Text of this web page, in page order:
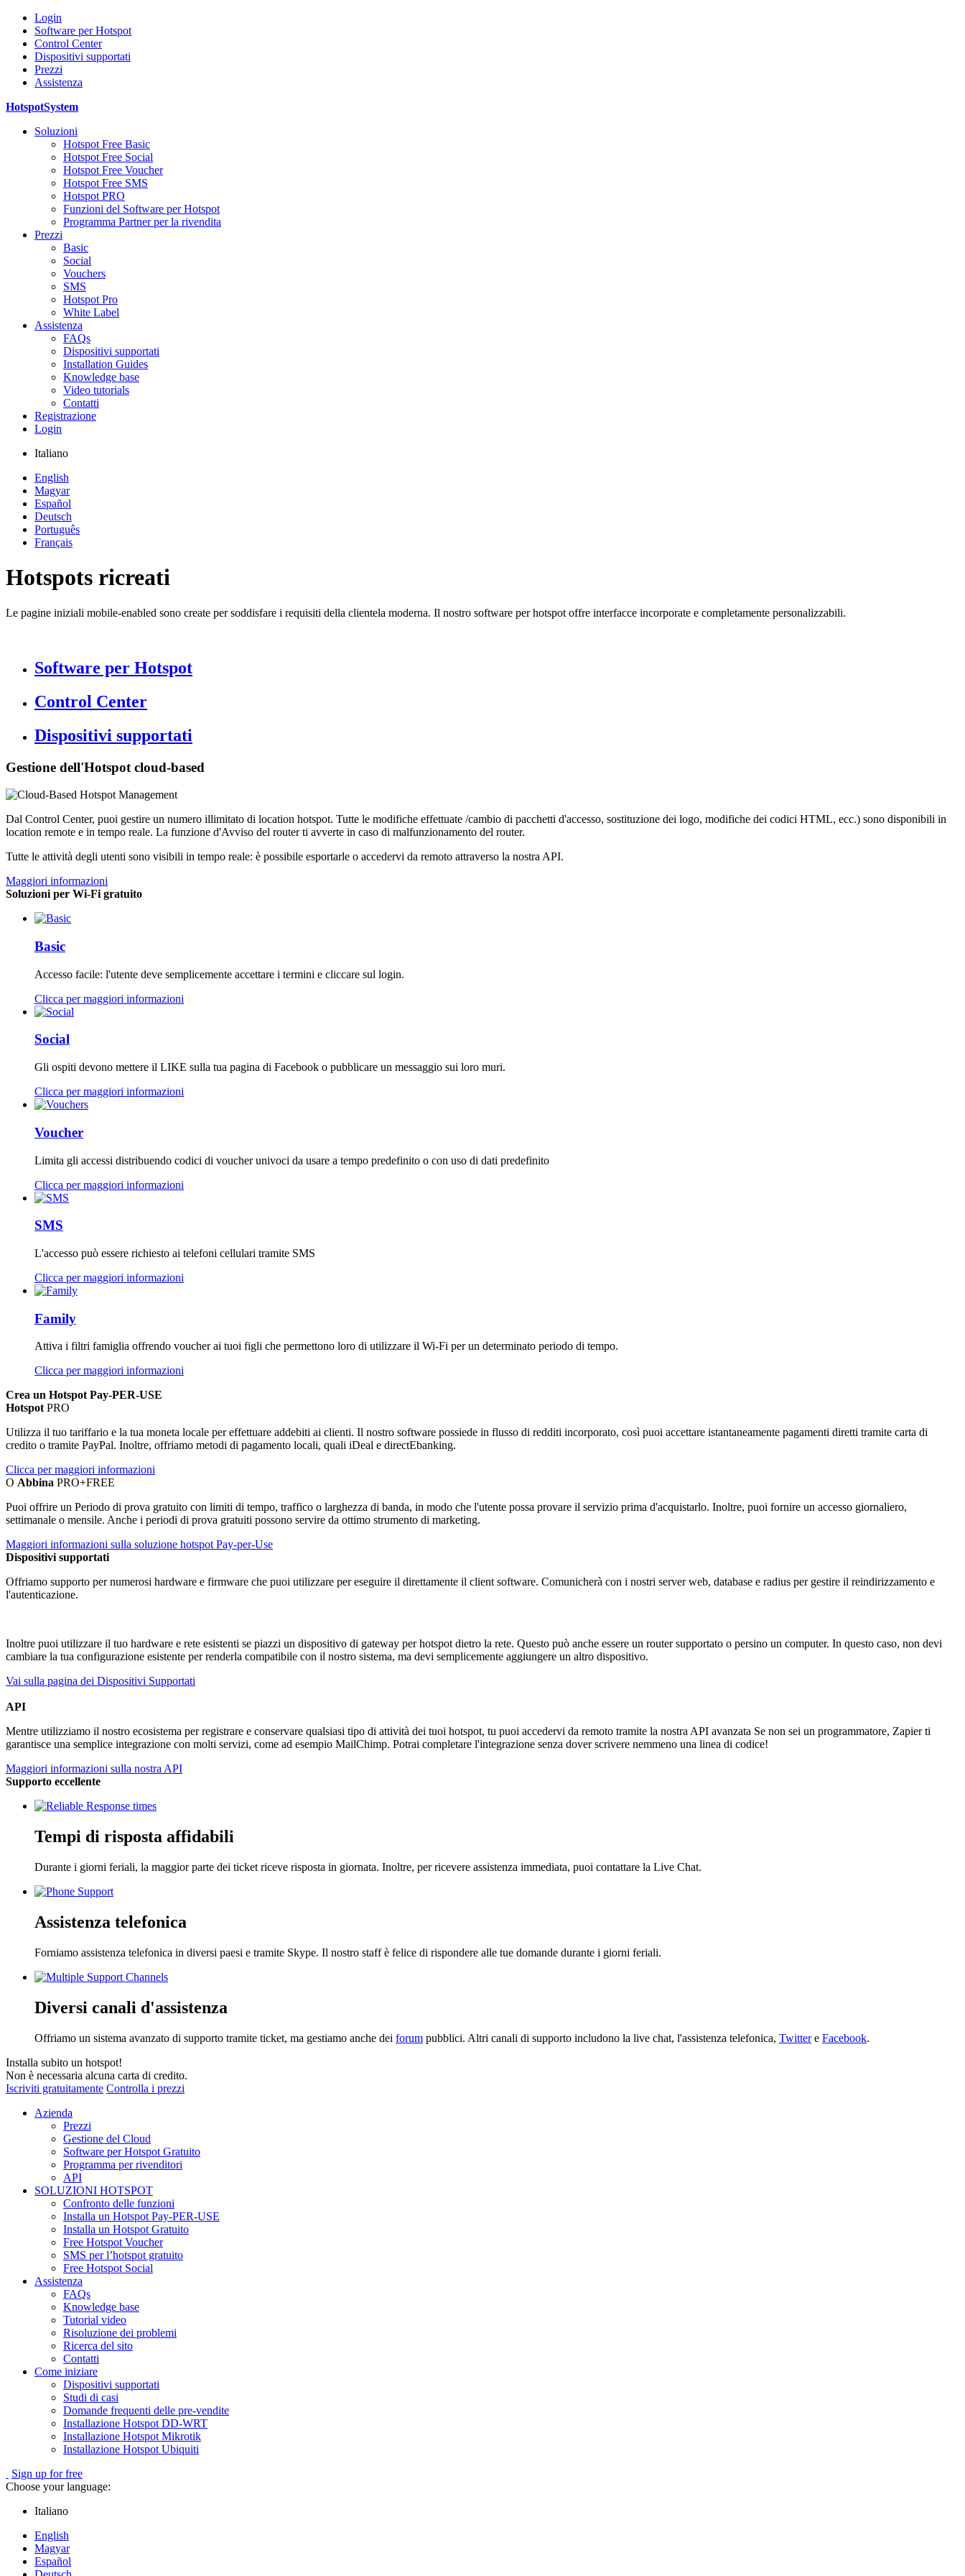
Login
Software per Hotspot
Control Center
Dispositivi supportati
Prezzi
Assistenza
HotspotSystem
Soluzioni
Hotspot Free Basic
Hotspot Free Social
Hotspot Free Voucher
Hotspot Free SMS
Hotspot PRO
Funzioni del Software per Hotspot
Programma Partner per la rivendita
Prezzi
Basic
Social
Vouchers
SMS
Hotspot Pro
White Label
Assistenza
FAQs
Dispositivi supportati
Installation Guides
Knowledge base
Video tutorials
Contatti
Registrazione
Login
Italiano
English
Magyar
Español
Deutsch
Português
Français
Hotspots ricreati
Le pagine iniziali mobile-enabled sono create per soddisfare i requisiti della clientela moderna. Il nostro software per hotspot offre interfacce incorporate e completamente personalizzabili.
Software per Hotspot
Control Center
Dispositivi supportati
Gestione dell'Hotspot cloud-based
Dal Control Center, puoi gestire un numero illimitato di location hotspot. Tutte le modifiche effettuate /cambio di pacchetti d'accesso, sostituzione dei logo, modifiche dei codici HTML, ecc.) sono disponibili in
location remote e in tempo reale. La funzione d'Avviso del router ti avverte in caso di malfunzionamento del router.
Tutte le attività degli utenti sono visibili in tempo reale: è possibile esportarle o accedervi da remoto attraverso la nostra API.
Maggiori informazioni
Soluzioni per Wi-Fi gratuito
Basic
Accesso facile: l'utente deve semplicemente accettare i termini e cliccare sul login.
Clicca per maggiori informazioni
Social
Gli ospiti devono mettere il LIKE sulla tua pagina di Facebook o pubblicare un messaggio sui loro muri.
Clicca per maggiori informazioni
Voucher
Limita gli accessi distribuendo codici di voucher univoci da usare a tempo predefinito o con uso di dati predefinito
Clicca per maggiori informazioni
SMS
L'accesso può essere richiesto ai telefoni cellulari tramite SMS
Clicca per maggiori informazioni
Family
Attiva i filtri famiglia offrendo voucher ai tuoi figli che permettono loro di utilizzare il Wi-Fi per un determinato periodo di tempo.
Clicca per maggiori informazioni
Crea un Hotspot Pay-PER-USE
Hotspot PRO
Utilizza il tuo tariffario e la tua moneta locale per effettuare addebiti ai clienti. Il nostro software possiede in flusso di redditi incorporato, così puoi accettare istantaneamente pagamenti diretti tramite carta di
credito o tramite PayPal. Inoltre, offriamo metodi di pagamento locali, quali iDeal e directEbanking.
Clicca per maggiori informazioni
O Abbina PRO+FREE
Puoi offrire un Periodo di prova gratuito con limiti di tempo, traffico o larghezza di banda, in modo che l'utente possa provare il servizio prima d'acquistarlo. Inoltre, puoi fornire un accesso giornaliero,
settimanale o mensile. Anche i periodi di prova gratuiti possono servire da ottimo strumento di marketing.
Maggiori informazioni sulla soluzione hotspot Pay-per-Use
Dispositivi supportati
Offriamo supporto per numerosi hardware e firmware che puoi utilizzare per eseguire il direttamente il client software. Comunicherà con i nostri server web, database e radius per gestire il reindirizzamento e
l'autenticazione.
Inoltre puoi utilizzare il tuo hardware e rete esistenti se piazzi un dispositivo di gateway per hotspot dietro la rete. Questo può anche essere un router supportato o persino un computer. In questo caso, non devi
cambiare la tua configurazione esistente per renderla compatibile con il nostro sistema, ma devi semplicemente aggiungere un altro dispositivo.
Vai sulla pagina dei Dispositivi Supportati
API
Mentre utilizziamo il nostro ecosistema per registrare e conservare qualsiasi tipo di attività dei tuoi hotspot, tu puoi accedervi da remoto tramite la nostra API avanzata Se non sei un programmatore, Zapier ti
garantisce una semplice integrazione con molti servizi, come ad esempio MailChimp. Potrai completare l'integrazione senza dover scrivere nemmeno una linea di codice!
Maggiori informazioni sulla nostra API
Supporto eccellente
Tempi di risposta affidabili
Durante i giorni feriali, la maggior parte dei ticket riceve risposta in giornata. Inoltre, per ricevere assistenza immediata, puoi contattare la Live Chat.
Assistenza telefonica
Forniamo assistenza telefonica in diversi paesi e tramite Skype. Il nostro staff è felice di rispondere alle tue domande durante i giorni feriali.
Diversi canali d'assistenza
Offriamo un sistema avanzato di supporto tramite ticket, ma gestiamo anche dei forum pubblici. Altri canali di supporto includono la live chat, l'assistenza telefonica, Twittere Facebook.
Installa subito un hotspot!
Non è necessaria alcuna carta di credito.
Iscriviti gratuitamente Controlla i prezzi
Azienda
Prezzi
Gestione del Cloud
Software per Hotspot Gratuito
Programma per rivenditori
API
SOLUZIONI HOTSPOT
Confronto delle funzioni
Installa un Hotspot Pay-PER-USE
Installa un Hotspot Gratuito
Free Hotspot Voucher
SMS per l’hotspot gratuito
Free Hotspot Social
Assistenza
FAQs
Knowledge base
Tutorial video
Risoluzione dei problemi
Ricerca del sito
Contatti
Come iniziare
Dispositivi supportati
Studi di casi
Domande frequenti delle pre-vendite
Installazione Hotspot DD-WRT
Installazione Hotspot Mikrotik
Installazione Hotspot Ubiquiti
Sign up for free
Choose your language:
Italiano
English
Magyar
Español